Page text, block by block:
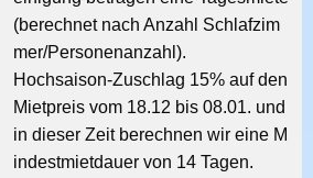
(berechnet nach Anzahl Schlafzim
mer/Personenanzahl).
Hochsaison-Zuschlag 15% auf den
Mietpreis vom 18.12 bis 08.01. und
in dieser Zeit berechnen wir eine M
indestmietdauer von 14 Tagen.